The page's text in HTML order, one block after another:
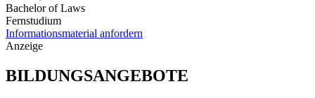
Bachelor of Laws
Fernstudium
Informationsmaterial anfordern
Anzeige
BILDUNGSANGEBOTE